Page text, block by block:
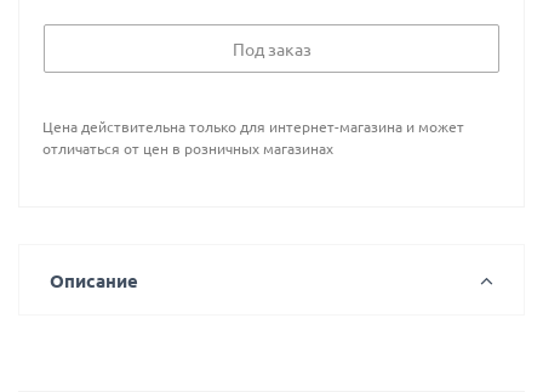
Под заказ
Цена действительна только для интернет-магазина и может
отличаться от цен в розничных магазинах
Описание